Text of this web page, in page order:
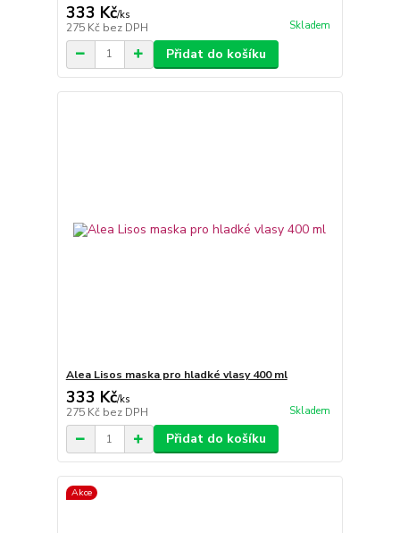
333 Kč/ks
275 Kč bez DPH Skladem
Přidat do košíku
Alea Lisos maska pro hladké vlasy 400 ml
333 Kč/ks
275 Kč bez DPH Skladem
Přidat do košíku
Akce